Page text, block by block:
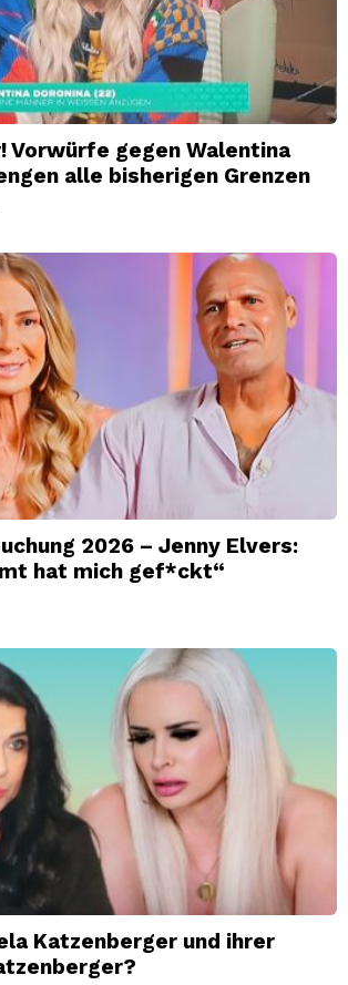
Vorwürfe gegen Walentina
alle bisherigen Grenzen
2026 – Jenny Elvers:
hat mich gef*ckt“
Katzenberger und ihrer